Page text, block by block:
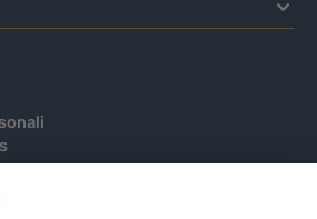
Al Sistema Di Informazioni